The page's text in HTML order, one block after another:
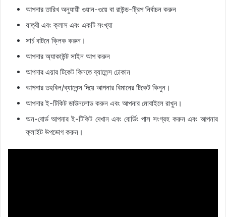
আপনার তারিখ অনুযায়ী ওয়ান-ওয়ে বা রাউন্ড-ট্রিপ নির্বাচন করুন
যাত্রী এবং ক্লাস এবং একটি সংখ্যা
সার্চ বাটনে ক্লিক করুন।
আপনার অ্যাকাউন্ট সাইন আপ করুন
আপনার এয়ার টিকেট কিনতে ব্যালেন্স ঢোকান
আপনার তহবিল/ব্যালেন্স দিয়ে আপনার বিমানের টিকেট কিনুন।
আপনার ই-টিকিট ডাউনলোড করুন এবং আপনার মোবাইলে রাখুন।
অন-বোর্ড আপনার ই-টিকিট দেখান এবং বোর্ডিং পাস সংগ্রহ করুন এবং আপনার
ফ্লাইট উপভোগ করুন।